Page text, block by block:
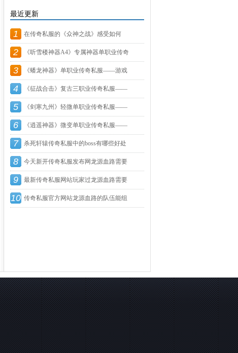
最近更新
1 在传奇私服的《众神之战》感受如何
呢？
2 《听雪楼神器A4》专属神器单职业传奇
私
3 《蟠龙神器》单职业传奇私服——游戏
测
4 《征战合击》复古三职业传奇私服——
游
5 《剑寒九州》轻微单职业传奇私服——
游
6 《逍遥神器》微变单职业传奇私服——
游
7 杀死轩辕传奇私服中的boss有哪些好处
8 今天新开传奇私服发布网龙源血路需要
队
9 最新传奇私服网站玩家过龙源血路需要
哪
10 传奇私服官方网站龙源血路的队伍能组